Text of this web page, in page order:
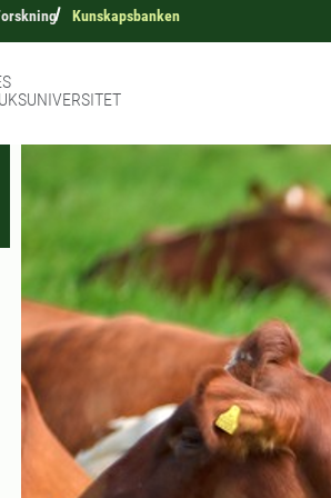
Kunskapsbanken